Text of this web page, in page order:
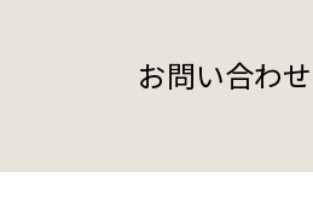
お問い合わせ